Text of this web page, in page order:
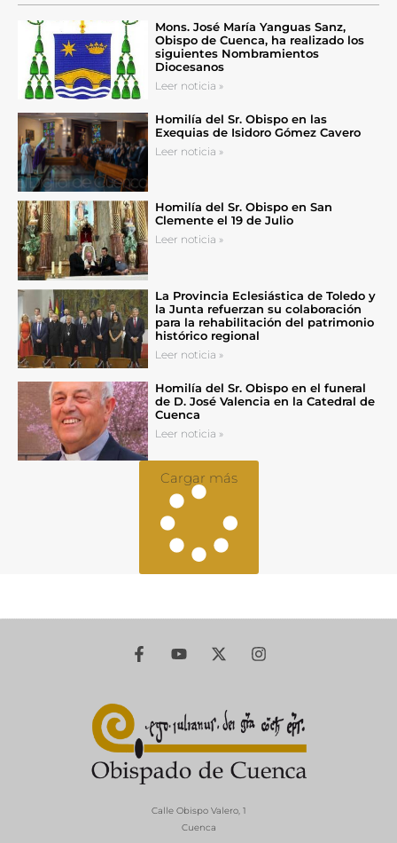
Mons. José María Yanguas Sanz,
Obispo de Cuenca, ha realizado los
siguientes Nombramientos
Diocesanos
Leer noticia »
Homilía del Sr. Obispo en las
Exequias de Isidoro Gómez Cavero
Leer noticia »
Homilía del Sr. Obispo en San
Clemente el 19 de Julio
Leer noticia »
La Provincia Eclesiástica de Toledo y
la Junta refuerzan su colaboración
para la rehabilitación del patrimonio
histórico regional
Leer noticia »
Homilía del Sr. Obispo en el funeral
de D. José Valencia en la Catedral de
Cuenca
Leer noticia »
Cargar más
Calle Obispo Valero, 1
Cuenca